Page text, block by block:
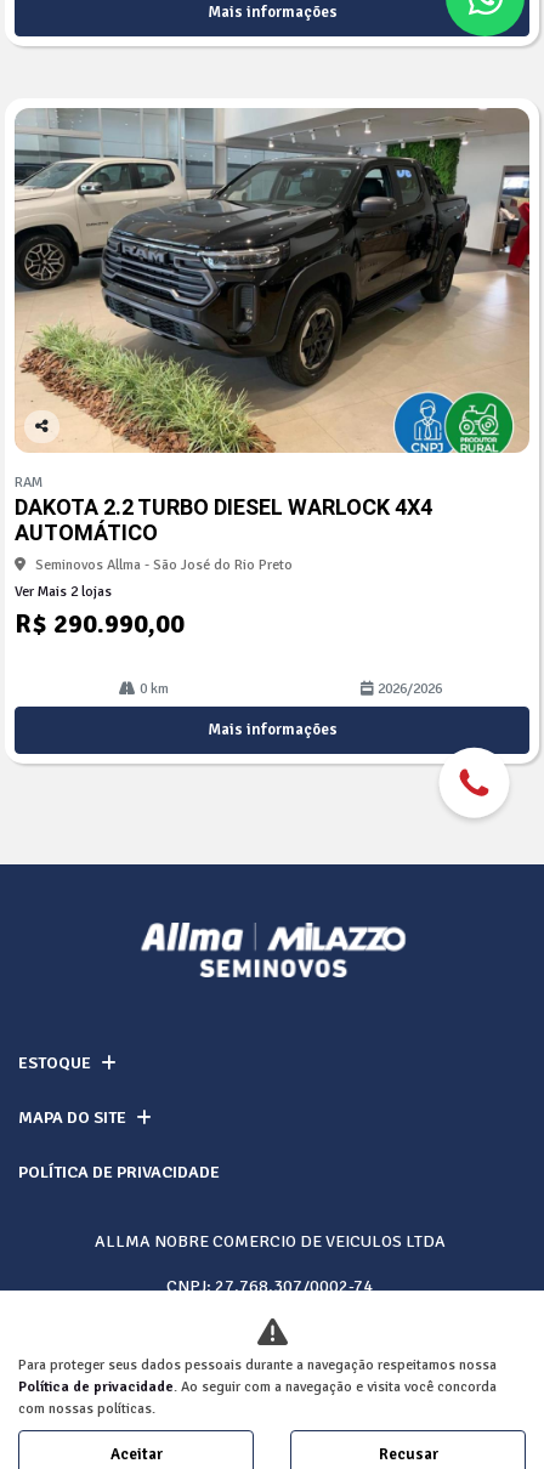
Mais informações
Co
arti
lhe
RAM
DAKOTA 2.2 TURBO DIESEL WARLOCK 4X4
AUTOMÁTICO
Seminovos Allma - São José do Rio Preto
Ver Mais 2 lojas
R$ 290.990,00
0 km 2026/2026
Mais informações
ESTOQUE
MAPA DO SITE
POLÍTICA DE PRIVACIDADE
ALLMA NOBRE COMERCIO DE VEICULOS LTDA
CNPJ: 27.768.307/0002-74
Desacelere. Seu bem maior é a vida.
Para proteger seus dados pessoais durante a navegação respeitamos nossa
Política de privacidade. Ao seguir com a navegação e visita você concorda
com nossas políticas.
Aceitar Recusar